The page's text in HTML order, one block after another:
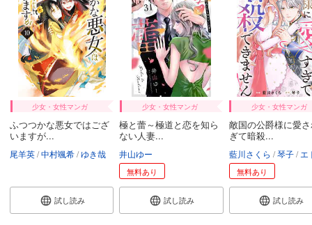
少女・女性マンガ
ふつつかな悪女ではござ
いますが...
尾羊英 中村颯希 ゆき哉
試し読み
少女・女性マンガ
極と蕾～極道と恋を知ら
ない人妻...
井山ゆー
無料あり
試し読み
少女・女性マンガ
敵国の公爵様に愛
ぎて暗殺...
藍川さくら 琴子 エトワー
無料あり
試し読み